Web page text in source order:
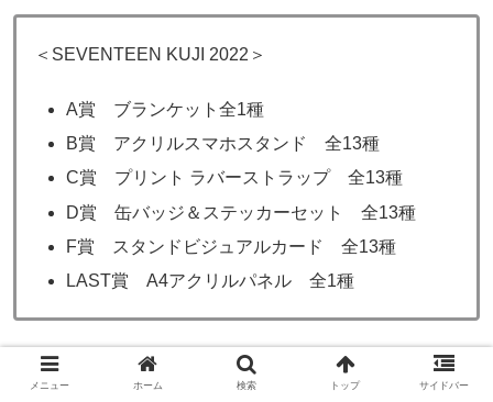
＜SEVENTEEN KUJI 2022＞
A賞 ブランケット全1種
B賞 アクリルスマホスタンド 全13種
C賞 プリント ラバーストラップ 全13種
D賞 缶バッジ＆ステッカーセット 全13種
F賞 スタンドビジュアルカード 全13種
LAST賞 A4アクリルパネル 全1種
2021年とそこまで大差はないですが、2021年はA賞がクッ
ションだったので、クッションが欲しかった～というツイ
メニュー ホーム 検索 トップ サイドバー